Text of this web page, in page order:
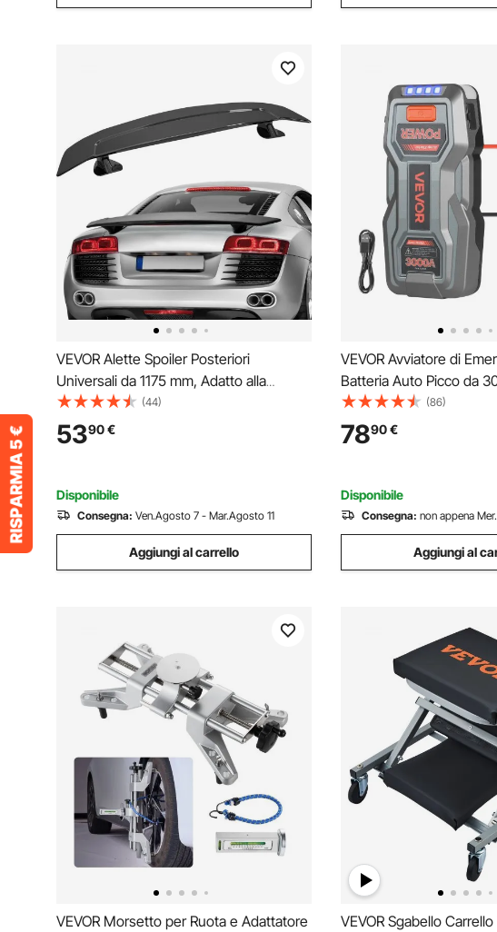
VEVOR Alette Spoiler Posteriori
Universali da 1175 mm, Adatto alla
Maggior Parte delle berline e Coupé,
ABS ad Alta Resistenza, Spoiler
Posteriori per Auto, Auto da Corsa, Nero
(44)
5390€
Disponibile
Consegna: Ven.Agosto 7 - Mar.Agosto 11
Aggiungi al carrello
VEVOR Avviatore di
Batteria Auto Picco da
Batteria al Litio da 12V di
Auto con Torcia a 3
Temperatura di Lavoro -
(86)
7890€
Disponibile
Consegna: non appena
Aggiungi al
VEVOR Morsetto per Ruota e Adattatore
VEVOR Sgabello